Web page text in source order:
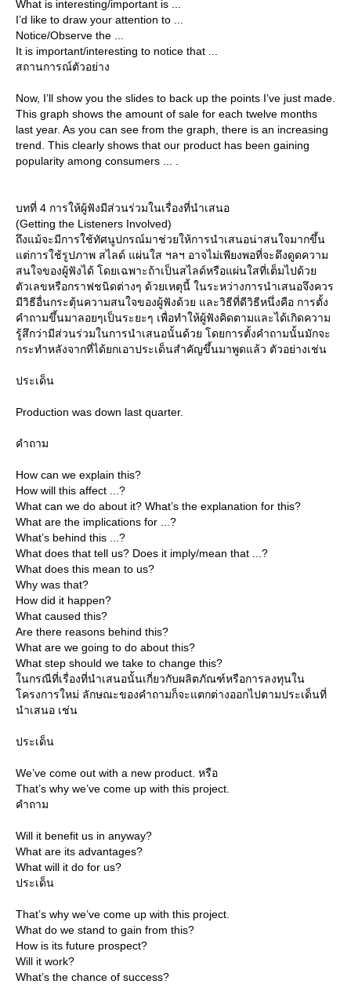
What is interesting/important is ...
I’d like to draw your attention to ...
Notice/Observe the ...
It is important/interesting to notice that ...
สถานการณ์ตัวอย่าง
Now, I’ll show you the slides to back up the points I’ve just made.
This graph shows the amount of sale for each twelve months
last year. As you can see from the graph, there is an increasing
trend. This clearly shows that our product has been gaining
popularity among consumers ... .
บทที่ 4 การให้ผู้ฟังมีส่วนร่วมในเรื่องที่นำเสนอ
(Getting the Listeners Involved)
ถึงแม้จะมีการใช้ทัศนูปกรณ์มาช่วยให้การนำเสนอน่าสนใจมากขึ้น
ต่การใช้รูปภาพ สไลด์ แผ่นใส ฯลฯ อาจไม่เพียงพอที่จะดึงดูดความ
สนใจของผู้ฟังได้ โดยเฉพาะถ้าเป็นสไลด์หรือแผ่นใสที่เต็มไปด้ว
ตัวเลขหรือกราฟชนิดต่างๆ ด้วยเหตุนี้ ในระหว่างการนำเสนอจึงควร
มีวิธีอื่นกระตุ้นความสนใจของผู้ฟังด้วย และวิธีที่ดีวิธีหนึ่งคือ การตั้ง
คำถามขึ้นมาลอยๆเป็นระยะๆ เพื่อทำให้ผู้ฟังคิดตามและได้เกิดความ
รู้สึกว่ามีส่วนร่วมในการนำเสนอนั้นด้วย โดยการตั้งคำถามนั้นมักจะ
กระทำหลังจากที่ได้ยกเอาประเด็นสำคัญขึ้นมาพูดแล้ว ตัวอย่างเช่น
ประเด็น
Production was down last quarter.
คำถาม
How can we explain this?
How will this affect ...?
What can we do about it? What’s the explanation for this?
What are the implications for ...?
What’s behind this ...?
What does that tell us? Does it imply/mean that ...?
What does this mean to us?
Why was that?
How did it happen?
What caused this?
Are there reasons behind this?
What are we going to do about this?
What step should we take to change this?
นกรณีที่เรื่องที่นำเสนอนั้นเกี่ยวกับผลิตภัณฑ์หรือการลงทุนใน
ครงการใหม่ ลักษณะของคำถามก็จะแตกต่างออกไปตามประเด็นที่
นำเสนอ เช่น
ประเด็น
We’ve come out with a new product. หรือ
That’s why we’ve come up with this project.
คำถาม
Will it benefit us in anyway?
What are its advantages?
What will it do for us?
ประเด็น
That’s why we’ve come up with this project.
What do we stand to gain from this?
How is its future prospect?
Will it work?
What’s the chance of success?